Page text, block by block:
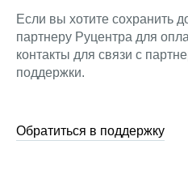
Если вы хотите сохранить
партнеру Руцентра для
контакты для связи с
поддержки.
Обратиться в поддержку